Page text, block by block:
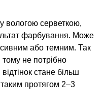
вологою серветкою,
фарбування. Може
або темним. Так
не потрібно
стане більш
протягом 2–3